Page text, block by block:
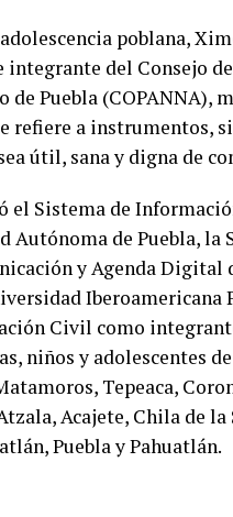
poblana,
integrante del Consejo
de Puebla (COPANNA),
refiere a instrumentos,
útil, sana y digna de
el Sistema de
Autónoma de Puebla, la
y Agenda Digital
Civil como
niños y adolescentes
Tepeaca,
Acajete, Chila de la
Puebla y Pahuatlán.